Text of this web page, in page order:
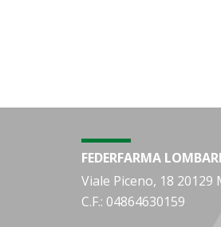
FEDERFARMA
Viale Piceno, 18 20129
C.F.: 04864630159